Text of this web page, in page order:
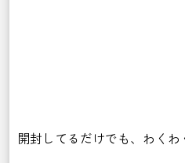
開封してるだけでも、わくわ